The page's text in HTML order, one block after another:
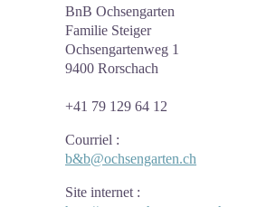
BnB Ochsengarten
Familie Steiger
Ochsengartenweg 1
9400 Rorschach
+41 79 129 64 12
Courriel :
b&b@ochsengarten.ch
Site internet :